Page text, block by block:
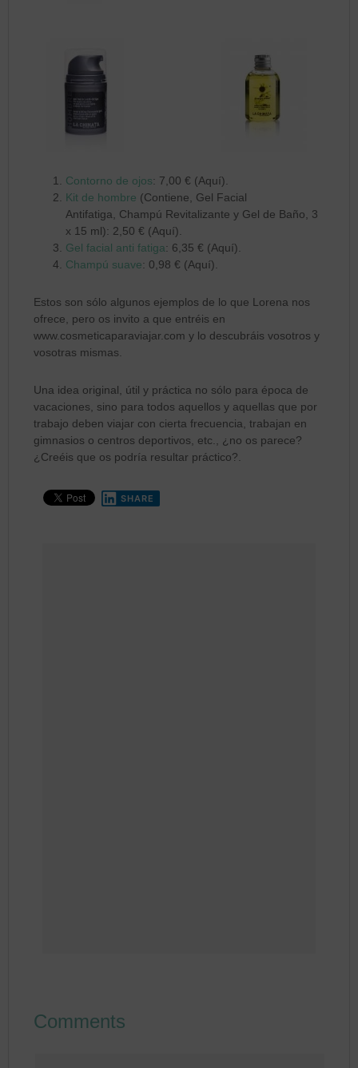
Contorno de ojos: 7,00 € (Aquí).
Kit de hombre (Contiene, Gel Facial
Antifatiga, Champú Revitalizante y Gel de Baño, 3
x 15 ml): 2,50 € (Aquí).
Gel facial anti fatiga: 6,35 € (Aquí).
Champú suave: 0,98 € (Aquí).
Estos son sólo algunos ejemplos de lo que Lorena nos
ofrece, pero os invito a que entréis en
www.cosmeticaparaviajar.com y lo descubráis vosotros y
vosotras mismas.
Una idea original, útil y práctica no sólo para época de
vacaciones, sino para todos aquellos y aquellas que por
trabajo deben viajar con cierta frecuencia, trabajan en
gimnasios o centros deportivos, etc., ¿no os parece?
¿Creéis que os podría resultar práctico?.
SHARE
Comments